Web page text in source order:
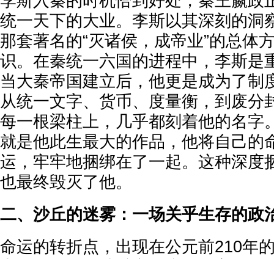
统一天下的大业。李斯以其深刻的洞
那套著名的“灭诸侯，成帝业”的总体
识。在秦统一六国的进程中，李斯是
当大秦帝国建立后，他更是成为了制
从统一文字、货币、度量衡，到废分
每一根梁柱上，几乎都刻着他的名字
就是他此生最大的作品，他将自己的
运，牢牢地捆绑在了一起。这种深度
也最终毁灭了他。
二、沙丘的迷雾：一场关乎生存的政
命运的转折点，出现在公元前210年